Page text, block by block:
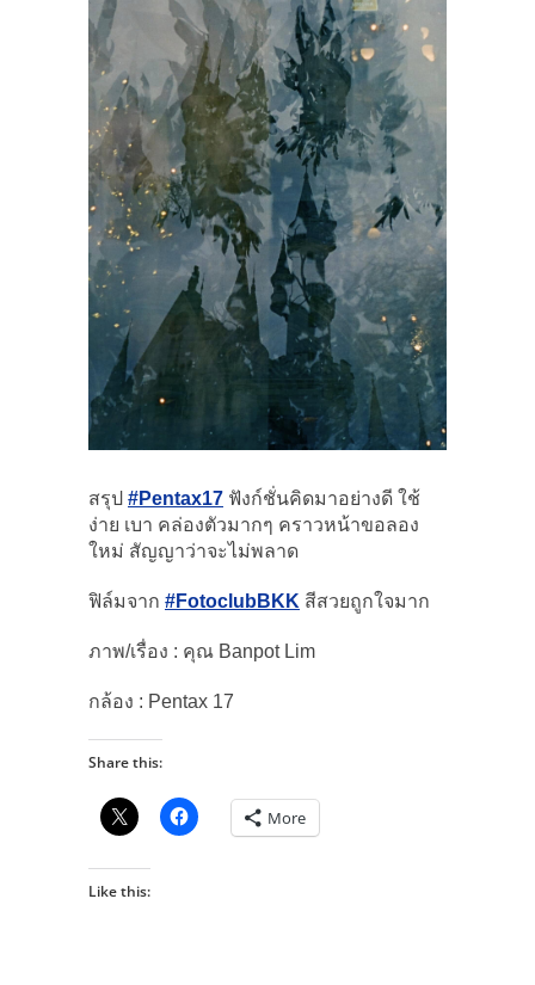
สรุป #Pentax17 ฟังก์ชั่นคิดมาอย่างดี ใช้
ง่าย เบา คล่องตัวมากๆ คราวหน้าขอลอง
ใหม่ สัญญาว่าจะไม่พลาด
ฟิล์มจาก #FotoclubBKK สีสวยถูกใจมาก
ภาพ/เรื่อง : คุณ Banpot Lim
กล้อง : Pentax 17
Share this:
More
Like this: